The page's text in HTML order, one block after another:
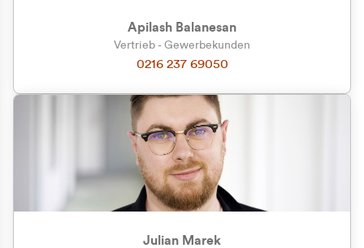
Zu welcher Kundengruppe
gehören Sie?
Privatkunde (inkl. MwSt.)
Geschäftskunde (exkl. MwSt.)
Apilash Balanesan
Vertrieb - Gewerbekunden
0216 237 69050
Julian Marek